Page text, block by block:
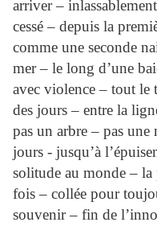
arriver –
cessé – depuis la
comme une seconde
mer – le long d’une
avec violence – tout le
des jours – entre la
pas un arbre – pas une
jours - jusqu’à
solitude au monde –
fois – collée pour
souvenir – fin de